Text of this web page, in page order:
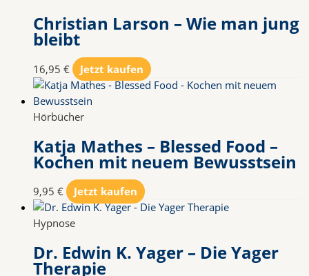
Christian Larson – Wie man jung
bleibt
16,95 € Jetzt kaufen
Hörbücher
Katja Mathes – Blessed Food –
Kochen mit neuem Bewusstsein
9,95 € Jetzt kaufen
Hypnose
Dr. Edwin K. Yager – Die Yager
Therapie